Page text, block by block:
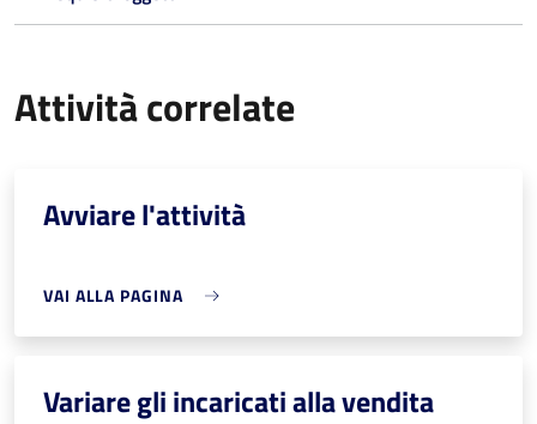
Attività correlate
Avviare l'attività
VAI ALLA PAGINA
Variare gli incaricati alla vendita